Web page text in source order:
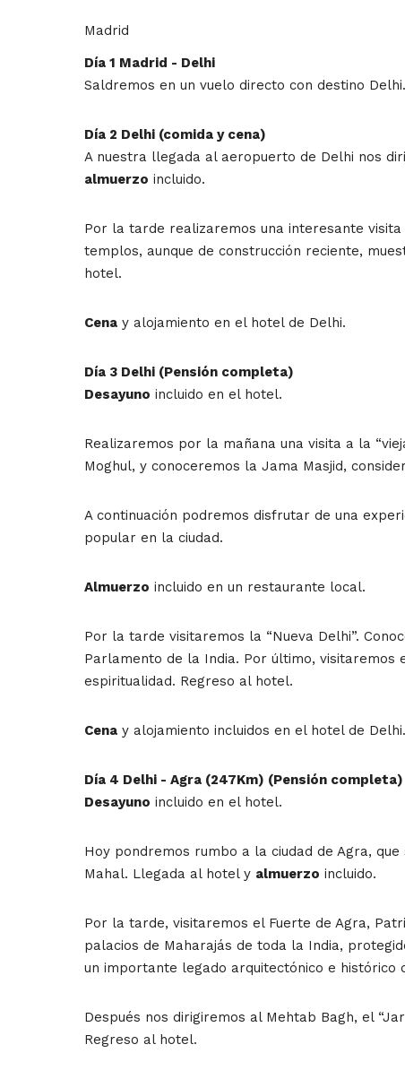
Madrid
Día 1 Madrid - Delhi
Saldremos en un vuelo directo con destino
Día 2 Delhi (comida y cena)
A nuestra llegada al aeropuerto de Delhi nos
almuerzo incluido.
Por la tarde realizaremos una interesante
templos, aunque de construcción reciente,
hotel.
Cena y alojamiento en el hotel de Delhi.
Día 3 Delhi (Pensión completa)
Desayuno incluido en el hotel.
Realizaremos por la mañana una visita a la
Moghul, y conoceremos la Jama Masjid,
A continuación podremos disfrutar de una
popular en la ciudad.
Almuerzo incluido en un restaurante local.
Por la tarde visitaremos la “Nueva Delhi”.
Parlamento de la India. Por último, visitaremos
espiritualidad. Regreso al hotel.
Cena y alojamiento incluidos en el hotel de Delhi.
Día 4 Delhi - Agra (247Km) (Pensión completa)
Desayuno incluido en el hotel.
Hoy pondremos rumbo a la ciudad de Agra,
Mahal. Llegada al hotel y almuerzo incluido.
Por la tarde, visitaremos el Fuerte de Agra,
palacios de Maharajás de toda la India,
un importante legado arquitectónico e histórico
Después nos dirigiremos al Mehtab Bagh, el
Regreso al hotel.